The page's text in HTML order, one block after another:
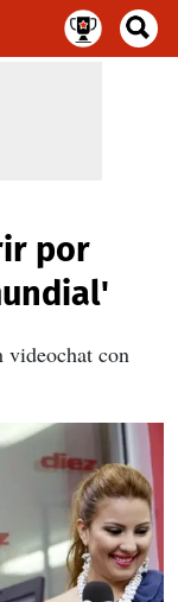
por
videochat con